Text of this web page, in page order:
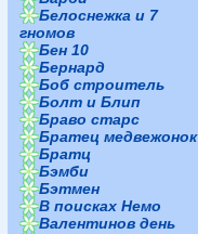
Белоснежка и 7
гномов
Бен 10
Бернард
Боб строитель
Болт и Блип
Браво старс
Братец медвежонок
Братц
Бэмби
Бэтмен
В поисках Немо
Валентинов день